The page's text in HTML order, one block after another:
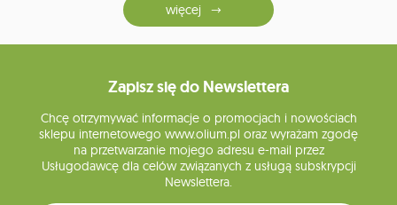
więcej
Zapisz się do Newslettera
Chcę otrzymywać informacje o promocjach i nowościach
sklepu internetowego www.olium.pl oraz wyrażam zgodę
na przetwarzanie mojego adresu e-mail przez
Usługodawcę dla celów związanych z usługą subskrypcji
Newslettera.